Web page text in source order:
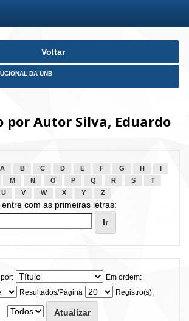
Voltar
DA UNB
por Autor Silva, Eduardo
A B C D E F G H
M N O P Q R S
T
U
V W X Y Z
entre com as primeiras letras:
Em ordem:
Resultados/Página
Registro(s):